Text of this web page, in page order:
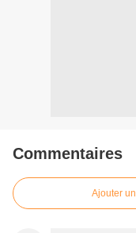
Commentaires
Ajouter